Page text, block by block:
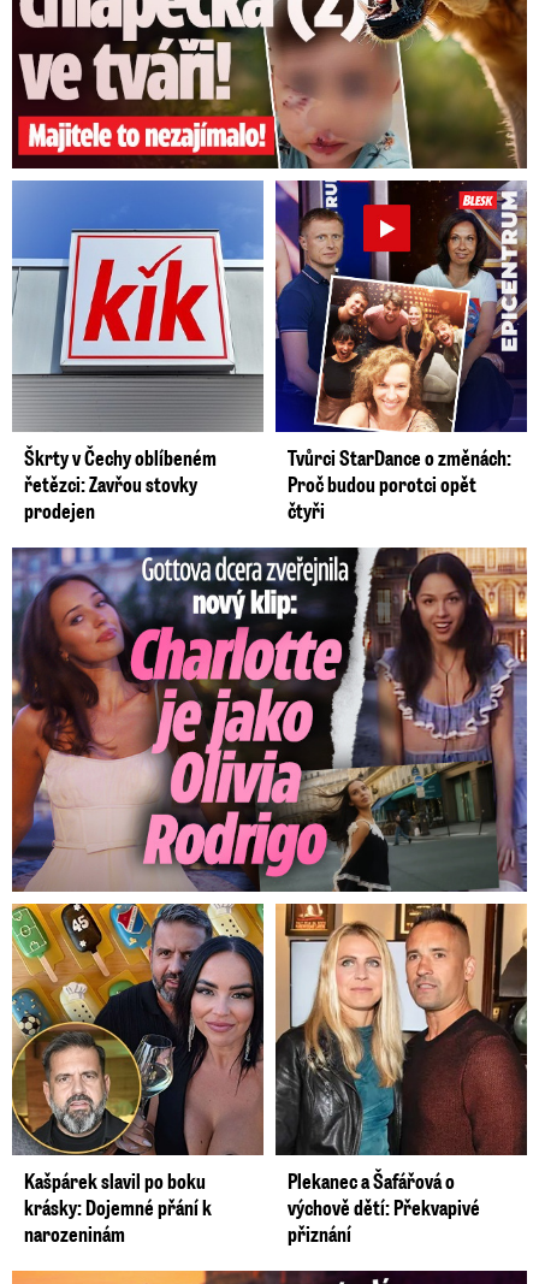
Škrty v Čechy oblíbeném
řetězci: Zavřou stovky
prodejen
Tvůrci StarDance o změnách:
Proč budou porotci opět
čtyři
Gottova dcera zveřejnila nový klip: Je jako Olivie Rodrigo!
Kašpárek slavil po boku
krásky: Dojemné přání k
narozeninám
Plekanec a Šafářová o
výchově dětí: Překvapivé
přiznání